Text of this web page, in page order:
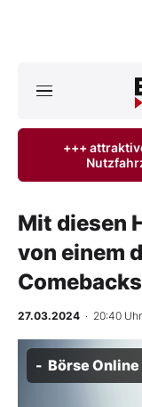
ktuelle
Anlageprodukte
Finanz-Check
BO-
Experten
+++
Mit diesen
von einem
27.03.2024 · 20:40 Uhr
Börse Online